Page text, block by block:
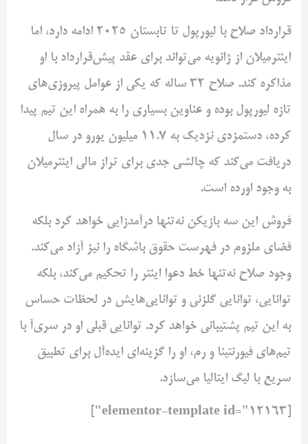
قرارداد صلاح با لیورپول تا تابستان 2025 ادامه دارد، اما
اینترمیلان از ژانویه می‌تواند برای عقد پیش‌قرارداد با او
مذاکره کند. صلاح 32 ساله که یکی از عوامل پیروزی‌های
تازه لیورپول بوده و عناوین بسیاری را به همراه این تیم پیدا
کرده، دستمزدی نزدیک به 11.7 میلیون یورو در سال
دریافت می‌کند که چالشی جدی برای تراز مالی اینترمیلان
به وجود اورده است.
فروش این سه بازیکن نه‌تنها درآمدزایی خواهد کرد بلکه
فضای ملزوم در فهرست حقوق باشگاه را نیز آزاد می‌کند.
وجود صلاح نه‌تنها خط دعوا اینتر را تحکیم می‌کند، بلکه
توانایی، توانایی گلزنی و توانایی‌هایش در لحظات حساس
به این تیم پشتیبانی خواهد کرد. توانایی قبلی او در سری‌آ با
تیم‌های فیورنتینا و رم، او را گزینه‌ای ایده‌آل برای تطبیق
سریع با لیگ ایتالیا می‌سازد.